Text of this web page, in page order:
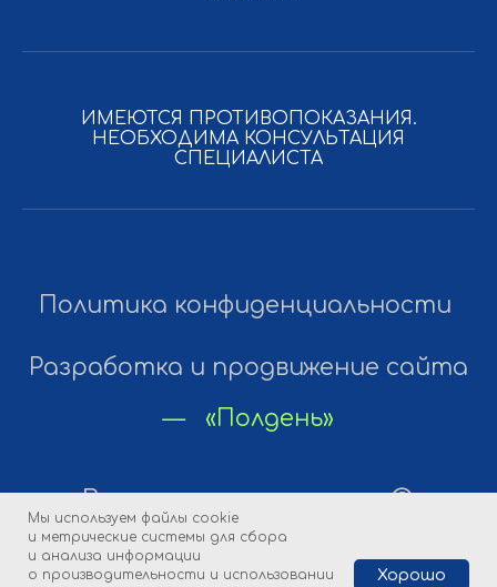
ИМЕЮТСЯ ПРОТИВОПОКАЗАНИЯ.
НЕОБХОДИМА КОНСУЛЬТАЦИЯ
СПЕЦИАЛИСТА
Мы используем файлы cookie
и метрические системы для сбора
и анализа информации
о производительности и использовании
Хорошо